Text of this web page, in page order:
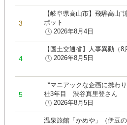
【岐阜県高山市】飛騨高山
ポット
2026年8月4日
【国土交通省】人事異動（8
2026年8月5日
〝マニアックな企画に携わ
社3年目 渋谷真里登さん
2026年8月5日
温泉旅館「かめや」（伊豆